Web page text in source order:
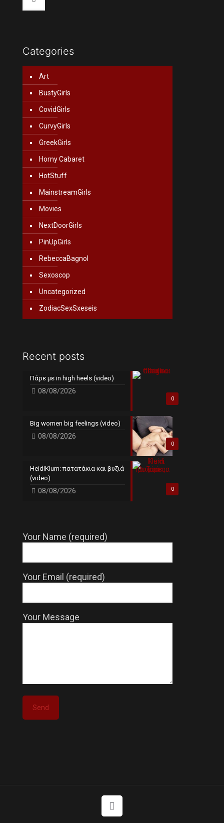
Categories
Art
BustyGirls
CovidGirls
CurvyGirls
GreekGirls
Horny Cabaret
HotStuff
MainstreamGirls
Movies
NextDoorGirls
PinUpGirls
RebeccaBagnol
Sexoscop
Uncategorized
ZodiacSexSxeseis
Recent posts
0
Πάρε με in high heels (video)
08/08/2026
0
Big women big feelings (video)
08/08/2026
0
HeidiKlum: πατατάκια και βυζιά
(video)
08/08/2026
Your Name (required)
Your Email (required)
Your Message